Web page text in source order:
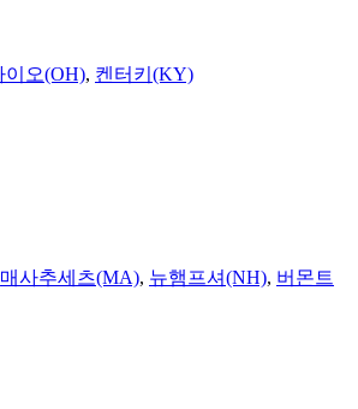
이오(OH), 켄터키(KY)
매사추세츠(MA), 뉴햄프셔(NH), 버몬트